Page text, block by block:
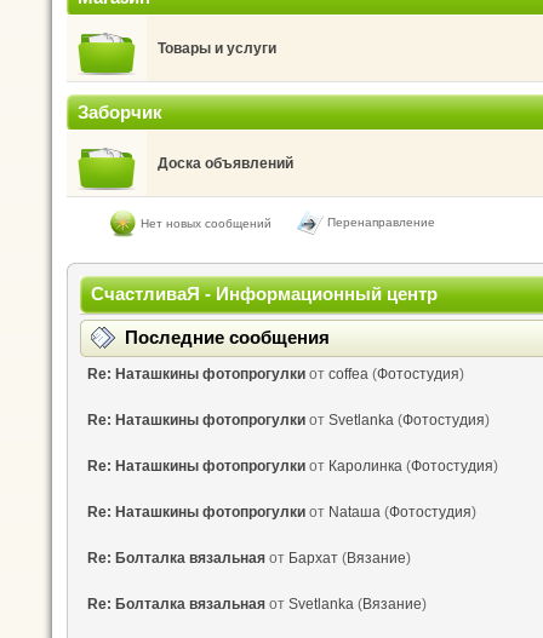
Товары и услуги
Заборчик
Доска объявлений
Нет новых сообщений Перенаправление
СчастливаЯ - Информационный центр
Последние сообщения
Re: Наташкины фотопрогулки от coffea (Фотостудия)
Re: Наташкины фотопрогулки от Svetlanka (Фотостудия)
Re: Наташкины фотопрогулки от Каролинка (Фотостудия)
Re: Наташкины фотопрогулки от Nataшa (Фотостудия)
Re: Болталка вязальная от Бархат (Вязание)
Re: Болталка вязальная от Svetlanka (Вязание)